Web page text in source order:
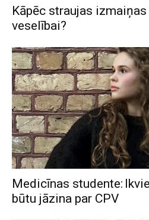
Kāpēc straujas
veselībai?
Medicīnas studente:
būtu jāzina par CPV